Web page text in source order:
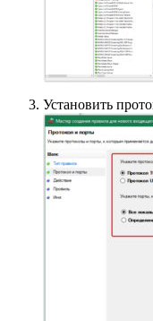
Установить